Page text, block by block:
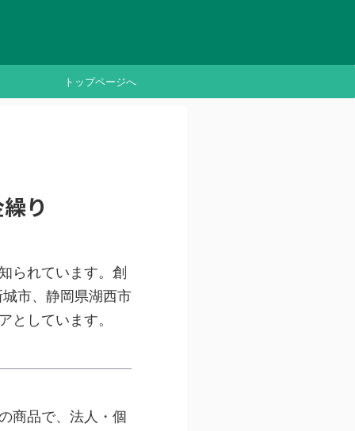
トップページへ
り
られています。創
市、静岡県湖西市
としています。
商品で、法人・個